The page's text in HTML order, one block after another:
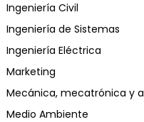
Ingeniería Civil
Ingeniería de Sistemas
Ingeniería Eléctrica
Marketing
Mecánica, mecatrónica y
Medio Ambiente